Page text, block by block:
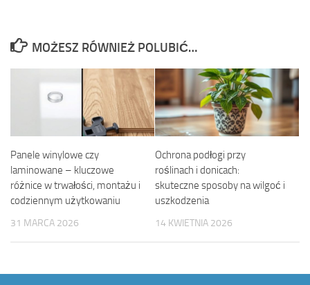
MOŻESZ RÓWNIEŻ POLUBIĆ…
Panele winylowe czy
laminowane – kluczowe
różnice w trwałości, montażu i
codziennym użytkowaniu
31 MARCA 2026
Ochrona podłogi przy
roślinach i donicach:
skuteczne sposoby na wilgoć i
uszkodzenia
14 KWIETNIA 2026